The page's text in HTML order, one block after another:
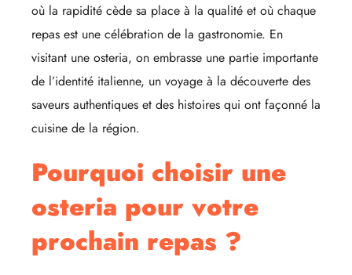
où la rapidité cède sa place à la qualité et où chaque
repas est une célébration de la gastronomie. En
visitant une osteria, on embrasse une partie importante
de l’identité italienne, un voyage à la découverte des
saveurs authentiques et des histoires qui ont façonné la
cuisine de la région.
Pourquoi choisir une
osteria pour votre
prochain repas ?